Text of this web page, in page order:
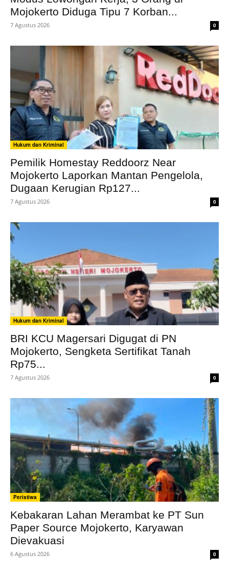
Mojokerto Diduga Tipu 7 Korban...
7 Agustus 2026 0
Hukum dan Kriminal
Pemilik Homestay Reddoorz Near
Mojokerto Laporkan Mantan Pengelola,
Dugaan Kerugian Rp127...
7 Agustus 2026 0
Hukum dan Kriminal
BRI KCU Magersari Digugat di PN
Mojokerto, Sengketa Sertifikat Tanah
Rp75...
7 Agustus 2026 0
Peristiwa
Kebakaran Lahan Merambat ke PT Sun
Paper Source Mojokerto, Karyawan
Dievakuasi
6 Agustus 2026 0